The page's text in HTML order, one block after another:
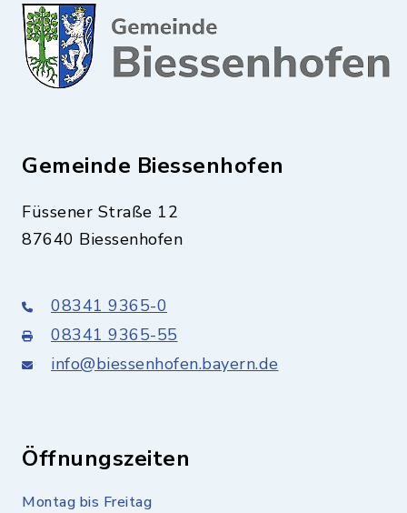
Gemeinde Biessenhofen
Füssener Straße 12
87640 Biessenhofen
08341 9365-0
08341 9365-55
info@biessenhofen.bayern.de
Öffnungszeiten
Montag bis Freitag